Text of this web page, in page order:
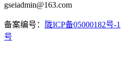
gseiadmin@163.com
备案编号： 陇ICP备05000182号-1
号